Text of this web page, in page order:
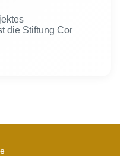
die Stiftung Cor